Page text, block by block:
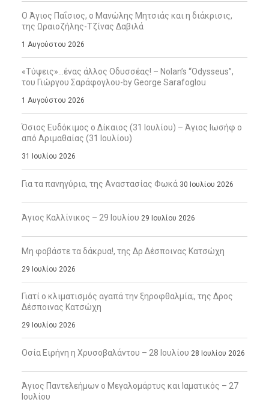
Ο Άγιος Παΐσιος, ο Μανώλης Μητσιάς και η διάκρισις,
της Ωραιοζήλης-Τζίνας Δαβιλά
1 Αυγούστου 2026
«Τύψεις»…ένας άλλος Οδυσσέας! – Nolan’s “Odysseus”,
του Γιώργου Σαράφογλου-by George Sarafoglou
1 Αυγούστου 2026
Όσιος Ευδόκιμος ο Δίκαιος (31 Ιουλίου) – Άγιος Ιωσήφ ο
από Αριμαθαίας (31 Ιουλίου)
31 Ιουλίου 2026
Για τα πανηγύρια, της Αναστασίας Φωκά 30 Ιουλίου 2026
Άγιος Καλλίνικος – 29 Ιουλίου 29 Ιουλίου 2026
Μη φοβάστε τα δάκρυα!, της Δρ Δέσποινας Κατσώχη
29 Ιουλίου 2026
Γιατί ο κλιματισμός αγαπά την ξηροφθαλμία;, της Δρος
Δέσποινας Κατσώχη
29 Ιουλίου 2026
Οσία Ειρήνη η Χρυσοβαλάντου – 28 Ιουλίου 28 Ιουλίου 2026
Άγιος Παντελεήμων ο Μεγαλομάρτυς και Ιαματικός – 27
Ιουλίου